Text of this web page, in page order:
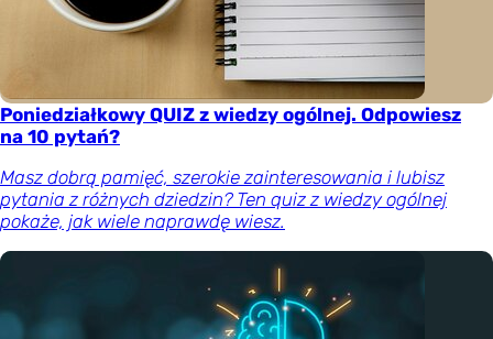
Poniedziałkowy QUIZ z wiedzy ogólnej. Odpowiesz
na 10 pytań?
Masz dobrą pamięć, szerokie zainteresowania i lubisz
pytania z różnych dziedzin? Ten quiz z wiedzy ogólnej
pokaże, jak wiele naprawdę wiesz.